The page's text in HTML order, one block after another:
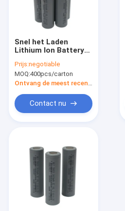
Snel het Laden
Lithium Ion Battery
2600mah Navulbare
Batterijenfcc
Prijs:negotiable
MOQ:400pcs/carton
Contact nu